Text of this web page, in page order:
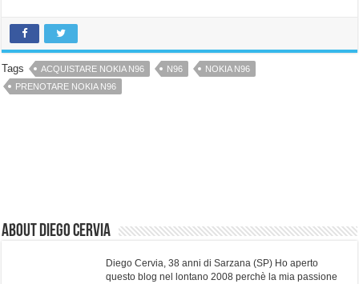
Tags ACQUISTARE NOKIA N96 N96
NOKIA N96
PRENOTARE NOKIA N96
About Diego Cervia
Diego Cervia, 38 anni di Sarzana (SP) Ho aperto
questo blog nel lontano 2008 perchè la mia passione